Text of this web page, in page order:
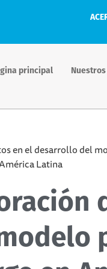
principal
en el desarrollo del
Latina